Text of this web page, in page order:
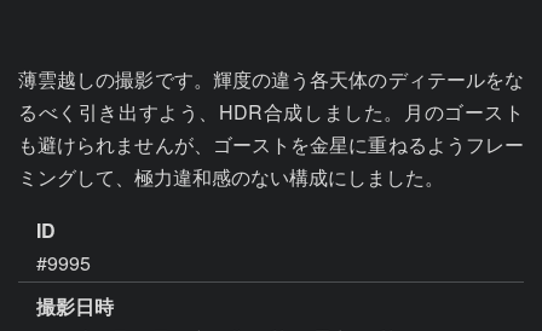
薄雲越しの撮影です。輝度の違う各天体のディテールをな
るべく引き出すよう、HDR合成しました。月のゴースト
も避けられませんが、ゴーストを金星に重ねるようフレー
ミングして、極力違和感のない構成にしました。
ID
#9995
撮影日時